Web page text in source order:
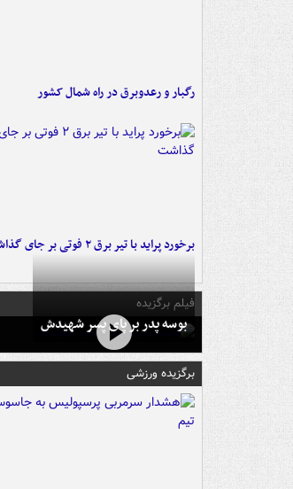
رگبار و رعدوبرق در راه شمال کشور
برخورد پراید با تیر برق ۲ فوتی بر جای گذاشت
فیلم برگزیده
بوسه‌ پدر بر پای پسر شهیدش
برگزیده ورزشی